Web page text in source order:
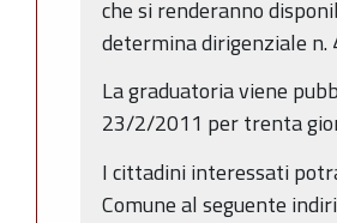
che si renderanno
determina dirigenziale
La graduatoria viene
23/2/2011 per trenta
I cittadini interessati
Comune al seguente